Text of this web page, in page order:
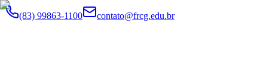
(83) 99863-1100 contato@frcg.edu.br